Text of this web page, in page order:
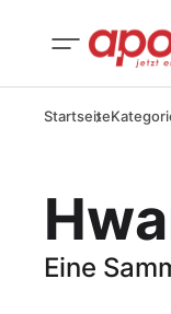
Startseite
Eine